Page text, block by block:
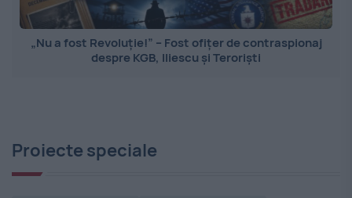
„Nu a fost Revoluție!” – Fost ofițer de contraspionaj
despre KGB, Iliescu și Teroriști
Proiecte speciale